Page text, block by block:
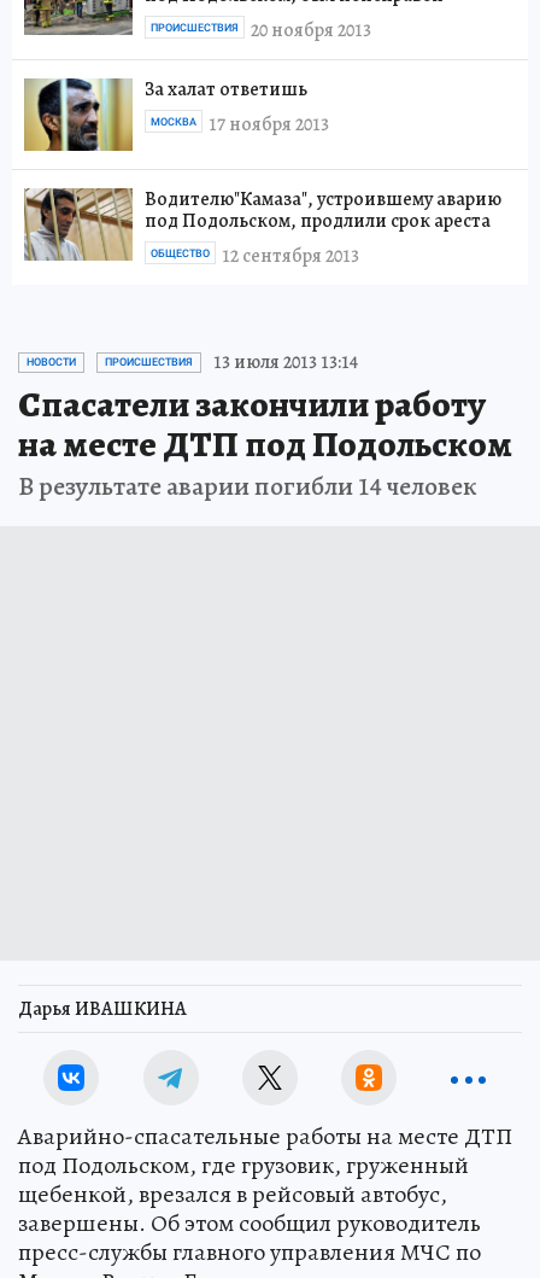
20 ноября 2013
ПРОИСШЕСТВИЯ
За халат ответишь
17 ноября 2013
МОСКВА
Водителю"Камаза", устроившему аварию
под Подольском, продлили срок ареста
12 сентября 2013
ОБЩЕСТВО
НОВОСТИ ПРОИСШЕСТВИЯ 13 июля 2013 13:14
Спасатели закончили работу
на месте ДТП под Подольском
В результате аварии погибли 14 человек
Дарья ИВАШКИНА
Аварийно-спасательные работы на месте ДТП
под Подольском, где грузовик, груженный
щебенкой, врезался в рейсовый автобус,
завершены. Об этом сообщил руководитель
пресс-службы главного управления МЧС по